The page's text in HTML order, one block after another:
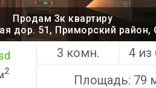
Продам 3к квартиру
дор. 51, Приморский район,
2
3 комн.
4 из
Площадь: 79